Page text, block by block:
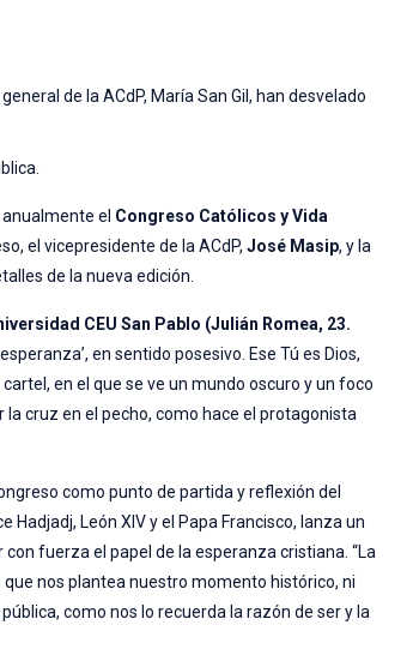
de la ACdP, María San Gil, han desvelado
el Congreso Católicos y Vida
el vicepresidente de la ACdP,José Masip, y la
de la nueva edición.
CEU San Pablo (Julián Romea, 23.
en sentido posesivo. Ese Tú es Dios,
en el que se ve un mundo oscuro y un foco
cruz en el pecho, como hace el protagonista
como punto de partida y reflexión del
León XIV y el Papa Francisco, lanza un
fuerza el papel de la esperanza cristiana. “La
nos plantea nuestro momento histórico, ni
como nos lo recuerda la razón de ser y la